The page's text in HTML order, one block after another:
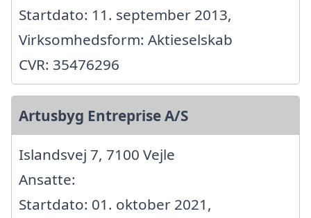
Startdato: 11. september 2013,
Virksomhedsform: Aktieselskab
CVR: 35476296
Artusbyg Entreprise A/S
Islandsvej 7, 7100 Vejle
Ansatte:
Startdato: 01. oktober 2021,